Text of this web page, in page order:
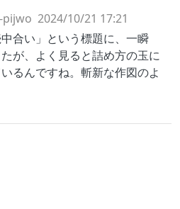
pijwo 2024/10/21 17:21
中合い」という標題に、一瞬
たが、よく見ると詰め方の玉に
るんですね。斬新な作図のよ